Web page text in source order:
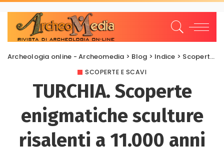
Archeologia online - Archeomedia > Blog > Indice > Scoperte e scavi
SCOPERTE E SCAVI
TURCHIA. Scoperte
enigmatiche sculture
risalenti a 11.000 anni